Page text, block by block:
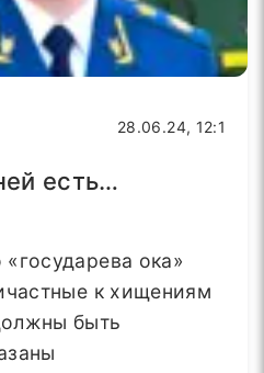
28.06.24, 12:1
есть…
ока»
к хищениям
быть